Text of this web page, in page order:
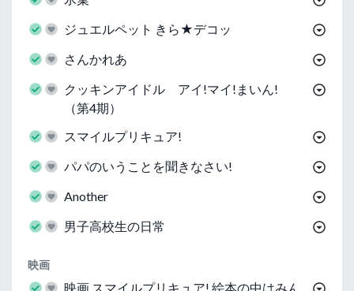
ジュエルペット きら★デコッ
さんかれあ
クッキンアイドル アイ!マイ!まいん!
（第4期）
スマイルプリキュア!
パパのいうことを聞きなさい!
Another
男子高校生の日常
映画
映画 スマイルプリキュア! 絵本の中はみん